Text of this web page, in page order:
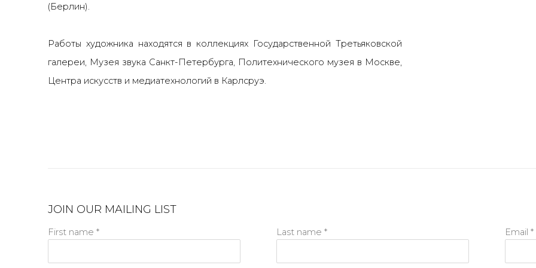
(Берлин).
Работы художника находятся в коллекциях Государственной Третьяковской
галереи, Музея звука Санкт-Петербурга, Политехнического музея в Москве,
Центра искусств и медиатехнологий в Карлсруэ.
JOIN OUR MAILING LIST
First name * Last name * Email *